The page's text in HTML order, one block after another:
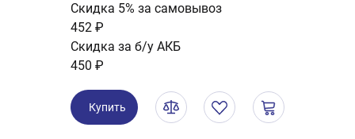
Скидка 5% за самовывоз
452 ₽
Скидка за б/у АКБ
450 ₽
Купить